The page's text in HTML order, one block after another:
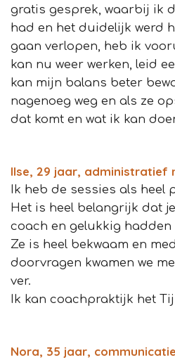
gratis gesprek, waarbij ik
had en het duidelijk werd
gaan verlopen, heb ik
kan nu weer werken, leid
kan mijn balans beter
nagenoeg weg en als ze
dat komt en wat ik kan
Ilse, 29 jaar, administratief
Ik heb de sessies als heel
Het is heel belangrijk dat
coach en gelukkig hadden
Ze is heel bekwaam en
doorvragen kwamen we
ver.
Ik kan coachpraktijk het
Nora, 35 jaar,